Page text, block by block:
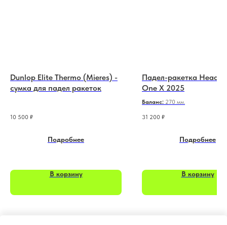
Dunlop Elite Thermo (Mieres) -
сумка для падел ракеток
10 500 ₽
Подробнее
В корзину
Падел-ракетка Head
One X 2025
Баланс: 270 мм.
31 200 ₽
Подробнее
В корзину